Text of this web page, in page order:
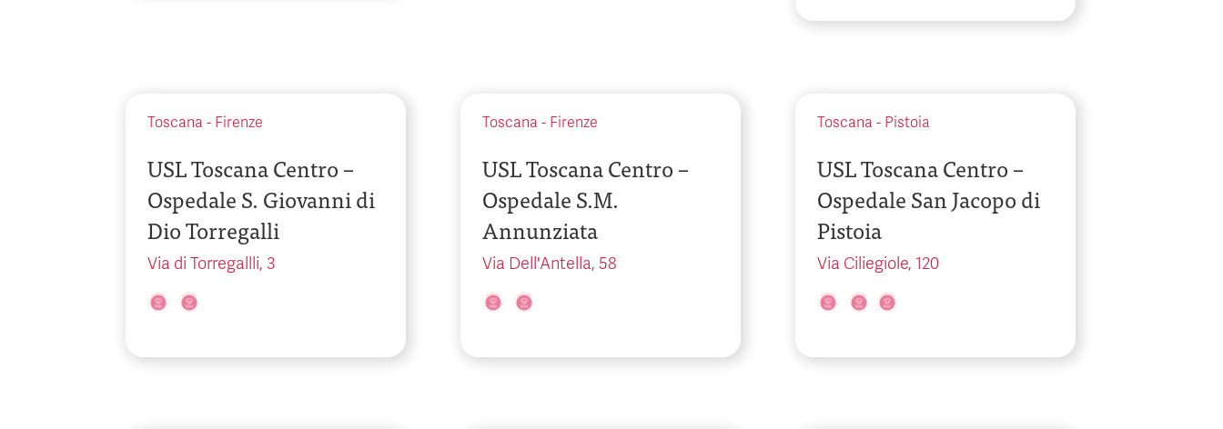
Toscana - Firenze
USL Toscana Centro –
Ospedale S. Giovanni di
Dio Torregalli
Via di Torregallli, 3
Toscana - Firenze
USL Toscana Centro –
Ospedale S.M.
Annunziata
Via Dell'Antella, 58
Toscana - Pistoia
USL Toscana Centro –
Ospedale San Jacopo di
Pistoia
Via Ciliegiole, 120